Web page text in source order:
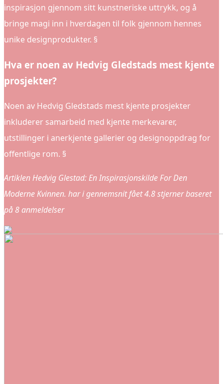
inspirasjon gjennom sitt kunstneriske uttrykk, og å
bringe magi inn i hverdagen til folk gjennom hennes
unike designprodukter. §
Hva er noen av Hedvig Gledstads mest kjente
prosjekter?
Noen av Hedvig Gledstads mest kjente prosjekter
inkluderer samarbeid med kjente merkevarer,
utstillinger i anerkjente gallerier og designoppdrag for
offentlige rom. §
Artiklen Hedvig Glestad: En Inspirasjonskilde For Den
Moderne Kvinnen. har i gennemsnit fået4.8stjerner baseret
på 8 anmeldelser